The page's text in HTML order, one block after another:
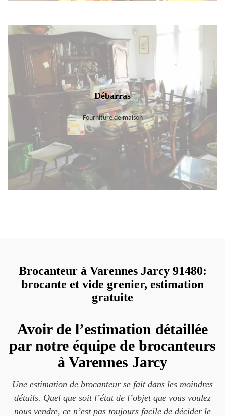
Débarras
Fourniture de maison
Brocanteur à Varennes Jarcy 91480:
brocante et vide grenier, estimation
gratuite
Avoir de l’estimation détaillée
par notre équipe de brocanteurs
à Varennes Jarcy
Une estimation de brocanteur se fait dans les moindres
détails. Quel que soit l’état de l’objet que vous voulez
nous vendre, ce n’est pas toujours facile de décider le